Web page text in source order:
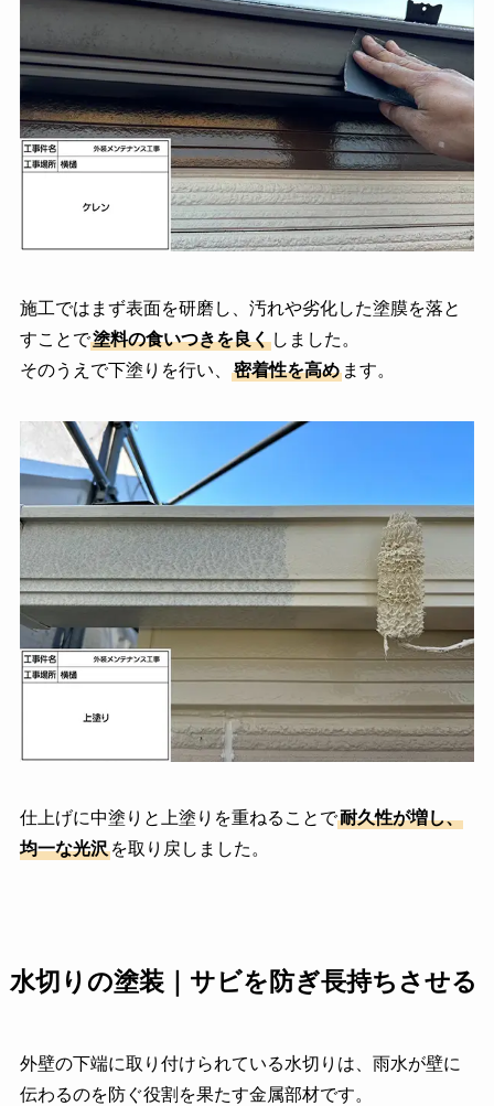
施工ではまず表面を研磨し、汚れや劣化した塗膜を落と
すことで塗料の食いつきを良くしました。
そのうえで下塗りを行い、
密着性を高めます。
仕上げに中塗りと上塗りを重ねることで耐久性が増し、
均一な光沢を取り戻しました。
水切りの塗装｜サビを防ぎ長持ちさせる
外壁の下端に取り付けられている水切りは、雨水が壁に
伝わるのを防ぐ役割を果たす金属部材です。